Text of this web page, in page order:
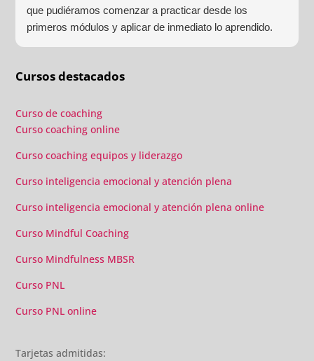
que pudiéramos comenzar a practicar desde los
primeros módulos y aplicar de inmediato lo aprendido.
correcta.
Cursos destacados
Curso de coaching
Curso coaching online
Curso coaching equipos y liderazgo
Curso inteligencia emocional y atención plena
Curso inteligencia emocional y atención plena online
Curso Mindful Coaching
Curso Mindfulness MBSR
Curso PNL
Curso PNL online
Tarjetas admitidas: